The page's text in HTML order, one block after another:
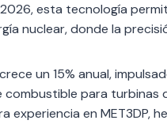
esta tecnología
nuclear, donde la
un 15% anual,
para turbinas
en MET3DP,